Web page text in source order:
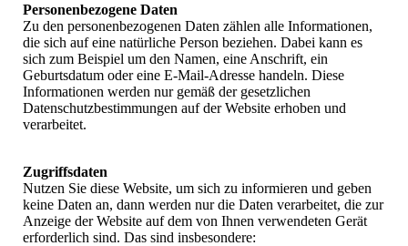
Personenbezogene Daten
Zu den personenbezogenen Daten zählen alle Informationen,
die sich auf eine natürliche Person beziehen. Dabei kann es
sich zum Beispiel um den Namen, eine Anschrift, ein
Geburtsdatum oder eine E-Mail-Adresse handeln. Diese
Informationen werden nur gemäß der gesetzlichen
Datenschutzbestimmungen auf der Website erhoben und
verarbeitet.
Zugriffsdaten
Nutzen Sie diese Website, um sich zu informieren und geben
keine Daten an, dann werden nur die Daten verarbeitet, die zur
Anzeige der Website auf dem von Ihnen verwendeten Gerät
erforderlich sind. Das sind insbesondere: